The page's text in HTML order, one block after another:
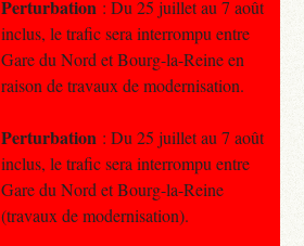
Perturbation : Du 25 juillet au 7 août
inclus, le trafic sera interrompu entre
Gare du Nord et Bourg-la-Reine en
raison de travaux de modernisation.
Perturbation : Du 25 juillet au 7 août
inclus, le trafic sera interrompu entre
Gare du Nord et Bourg-la-Reine
(travaux de modernisation).